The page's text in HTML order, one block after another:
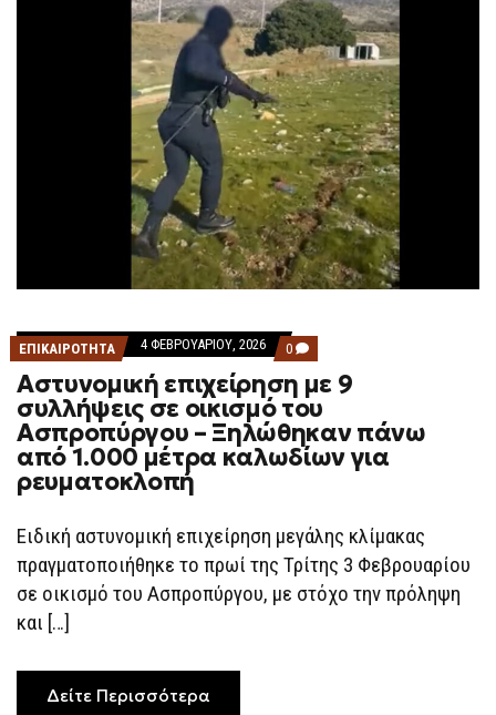
ΕΠΙΚΑΙΡΟΤΗΤΑ 4 ΦΕΒΡΟΥΑΡΊΟΥ, 2026 0 COMMENTS
ON
ΑΣΤΥΝΟΜΙΚΉ
ΕΠΙΧΕΊΡΗΣΗ
ΜΕ
9
ΣΥΛΛΉΨΕΙΣ
ΣΕ
–
ΞΗΛΏΘΗΚΑΝ
ΠΆΝΩ
ΑΠΌ
1.000
Αστυνομική επιχείρηση με 9
συλλήψεις σε οικισμό του
Ασπροπύργου – Ξηλώθηκαν πάνω
από 1.000 μέτρα καλωδίων για
ρευματοκλοπή
Ειδική αστυνομική επιχείρηση μεγάλης κλίμακας
πραγματοποιήθηκε το πρωί της Τρίτης 3 Φεβρουαρίου
σε οικισμό του Ασπροπύργου, με στόχο την πρόληψη
και […]
Δείτε Περισσότερα